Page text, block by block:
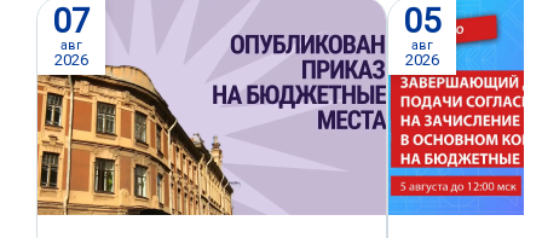
07
авг
2026
05
авг
2026